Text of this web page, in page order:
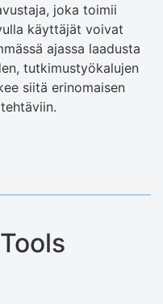
joka toimii
käyttäjät voivat
ajassa laadusta
tutkimustyökalujen
siitä erinomaisen